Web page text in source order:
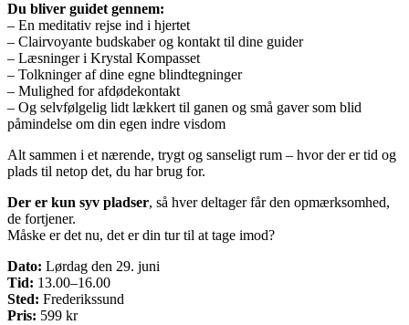
Du bliver guidet gennem:
– En meditativ rejse ind i hjertet
– Clairvoyante budskaber og kontakt til dine guider
– Læsninger i Krystal Kompasset
– Tolkninger af dine egne blindtegninger
– Mulighed for afdødekontakt
– Og selvfølgelig lidt lækkert til ganen og små gaver som blid
påmindelse om din egen indre visdom
Alt sammen i et nærende, trygt og sanseligt rum – hvor der er tid og
plads til netop det, du har brug for.
Der er kun syv pladser, så hver deltager får den opmærksomhed,
de fortjener.
Måske er det nu, det er din tur til at tage imod?
Dato: Lørdag den 29. juni
Tid: 13.00–16.00
Sted: Frederikssund
Pris: 599 kr